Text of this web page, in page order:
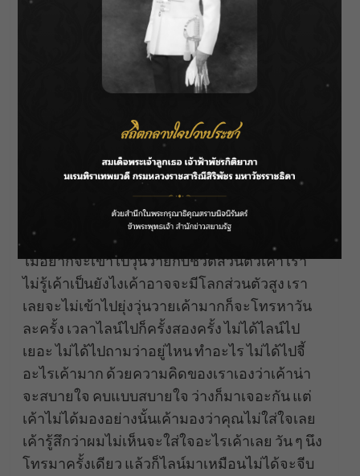
เต๋อ : เราเที่ยวพักผ่อนกันอยู่ในเมืองที่สวยมาก ๆ
เป็นช่วงเวลาที่ผมก็สัมผัสได้ว่าเค้ามีความสุข ผมก็
มีความสุขมาก เลยอยากให่ช่วงเวลานี้มันดีขึ้นไป
อีก หลังจากนี้ไปเราเป็นแฟนกันนะ
แล้วน้องใหม่ตอบว่า ?
คู่นี้ผ่านการปรับตัวและเกือบจะเลือกกันเกือบ 2
เต๋อ : แรก ๆ เลยด้วยความคิดเราเอง เราคิดว่าเรา
ไม่อยากจะเข้าไปวุ่นวายกับชีวิตส่วนตัวเค้า เรา
ไม่รู้เค้าเป็นยังไงเค้าอาจจะมีโลกส่วนตัวสูง เรา
เลยจะไม่เข้าไปยุ่งวุ่นวายเค้ามากก็จะโทรหาวัน
ละครั้ง เวลาไลน์ไปก็ครั้งสองครั้ง ไม่ได้ไลน์ไป
เยอะ ไม่ได้ไปถามว่าอยู่ไหน ทำอะไร ไม่ได้ไปจี้
อะไรเค้ามาก ด้วยความคิดของเราเองว่าเค้าน่า
จะสบายใจ คบแบบสบายใจ ว่างก็มาเจอะกัน แต่
เค้าไม่ได้มองอย่างนั้นเค้ามองว่าคุณไม่ใส่ใจเลย
เค้ารู้สึกว่าผมไม่เห็นจะใส่ใจอะไรเค้าเลย วัน ๆ นึง
โทรมาครั้งเดียว แล้วก็ไลน์มาเหมือนไม่ได้จะจีบ